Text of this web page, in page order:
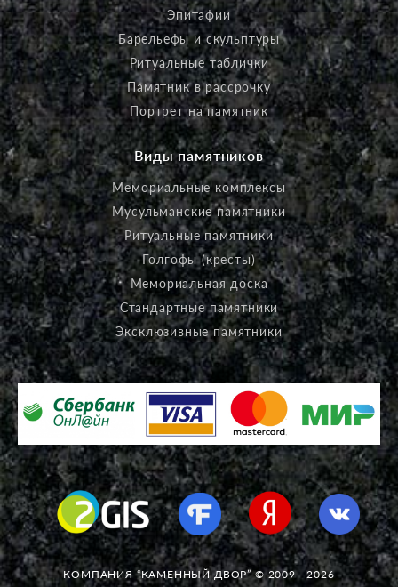
Эпитафии
Барельефы и скульптуры
Ритуальные таблички
Памятник в рассрочку
Портрет на памятник
Виды памятников
Мемориальные комплексы
Мусульманские памятники
Ритуальные памятники
Голгофы (кресты)
Мемориальная доска
Стандартные памятники
Эксклюзивные памятники
КОМПАНИЯ “КАМЕННЫЙ ДВОР” © 2009 - 2026